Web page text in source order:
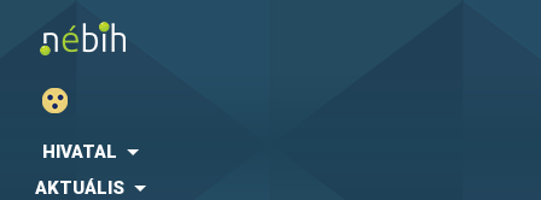
HIVATAL
AKTUÁLIS